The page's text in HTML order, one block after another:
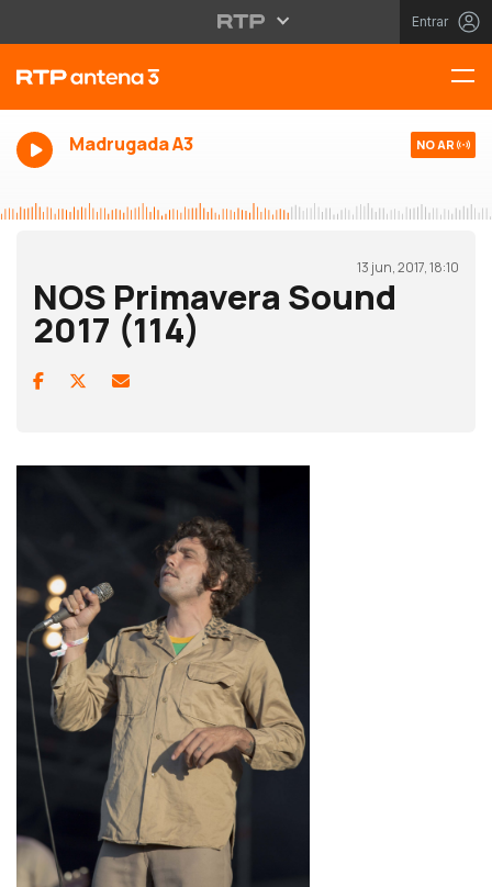
Entrar
Madrugada A3 NO AR
13 jun, 2017, 18:10
NOS Primavera Sound
2017 (114)